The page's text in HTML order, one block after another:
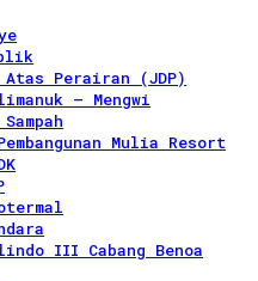
Perairan (JDP)
– Mengwi
Mulia Resort
III Cabang Benoa